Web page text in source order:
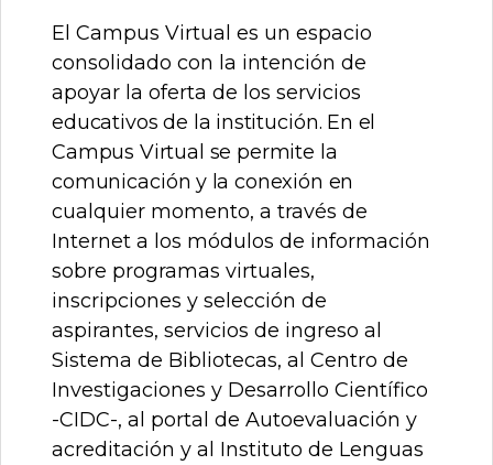
El Campus Virtual es un espacio
consolidado con la intención de
apoyar la oferta de los servicios
educativos de la institución. En el
Campus Virtual se permite la
comunicación y la conexión en
cualquier momento, a través de
Internet a los módulos de información
sobre programas virtuales,
inscripciones y selección de
aspirantes, servicios de ingreso al
Sistema de Bibliotecas, al Centro de
Investigaciones y Desarrollo Científico
-CIDC-, al portal de Autoevaluación y
acreditación y al Instituto de Lenguas